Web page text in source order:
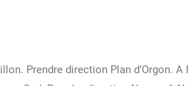
Prendre direction Plan d’Orgon.